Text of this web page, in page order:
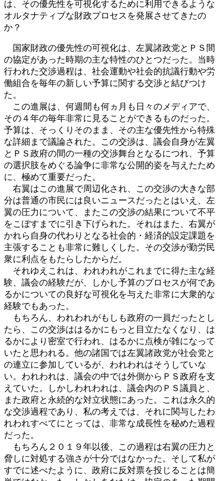
は、その優先性を可視化するために利用できるような
オルタナティブな財政プロセスを発展させてきたの
か？
国家財政の優先性の可視化は、左翼諸政党とＰＳ間
の協定があった時期の主な特性のひとつだった。当時
行われた交渉過程は、社会運動や社会的抗議行動や労
働組合を毎年の新しい予算に関する交渉と結びつけ
た。
この進展は、何週間も何ヵ月も日々のメディアで、
その４年の毎年非常に見ることができるものだった。
予算は、そっくりそのまま、その主な優先性から特殊
な詳細まで議論された。この交渉は、議会自身が左翼
とＰＳ政府の間の一種の交渉舞台となるにつれ、予算
の選択肢をめぐる論争に非常な公開的姿を与えたため
に、極めて重要だった。
右翼はこの進展で周辺化され、この交渉の大きな部
分は普通の市民には良いニュースだったとはいえ、左
翼の圧力について、またこの交渉の結果について不平
をこぼすまでに引き下げられた。それはまた、右翼が
かれら自身の代わりとなる社会的・経済的設定課題を
主張することも非常に難しくした。その交渉が勤労民
衆に利点をもたらしたからだ。
それゆえこれは、われわれがこれまでに得た主な経
験、議会の経験だが、しかし予算のプロセスが何であ
るかについての良好な可視化を与えた非常に大衆的な
経験でもあった。
もちろん、われわれがもしも政府の一員だったとし
たら、この交渉ははるかにもっと目立たなくなり、は
るかにより密室で行われ、はるかに点検が雑になって
いたと思われる。他の諸国では左翼諸政党が社会党と
の連立に参加しているが、われわれはそうしていな
い。われわれは、議会の中では外側からＰＳ政府を支
えていた。しかしわれわれは、議会内のＰＳ議員と、
また政府と永続的な対立状態にあった。これは永久的
な交渉過程であり、私の考えでは、それに関与したわ
れわれすべてにとっては、非常な成長性を秘めた過程
だった。
もちろん２０１９年以後、この過程は右翼の圧力と
脅しに対処する強さが十分ではなかった。そして私が
すでに述べたように、政府に反対票を投じることは簡